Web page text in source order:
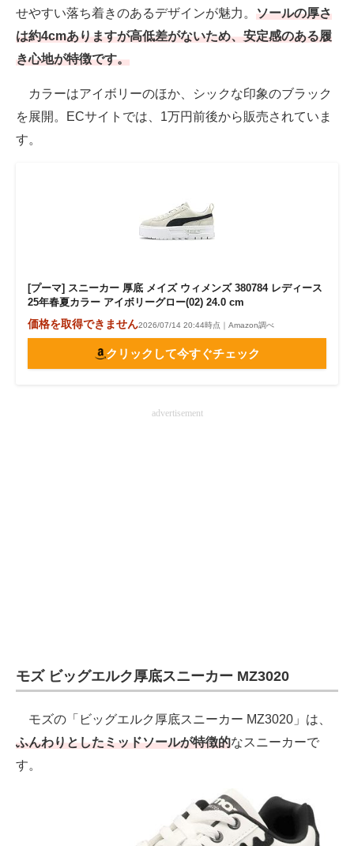
せやすい落ち着きのあるデザインが魅力。 ソールの厚さ
は約4cmありますが高低差がないため、安定感のある履
き心地が特徴です。
カラーはアイボリーのほか、シックな印象のブラック
を展開。ECサイトでは、1万円前後から販売されていま
す。
[プーマ] スニーカー 厚底 メイズ ウィメンズ 380784 レディース
25年春夏カラー アイボリーグロー(02) 24.0 cm
価格を取得できません2026/07/14 20:44時点｜Amazon調べ
クリックして今すぐチェック
advertisement
モズ ビッグエルク厚底スニーカー MZ3020
モズの「ビッグエルク厚底スニーカー MZ3020」は、
ふんわりとしたミッドソールが特徴的なスニーカーで
す。